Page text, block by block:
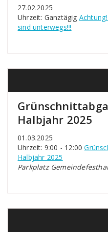
27.02.2025
Uhrzeit: Ganztägig
sind unterwegs!!!
Halbjahr 2025
01.03.2025
Uhrzeit: 9:00 - 12:00
Halbjahr 2025
Parkplatz